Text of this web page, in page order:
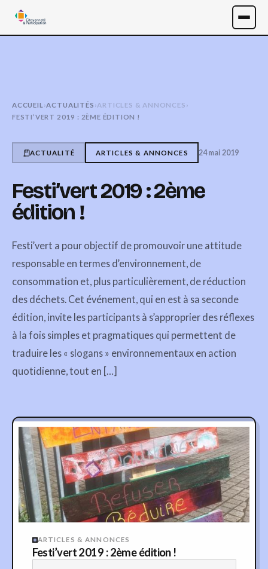
ACCUEIL ›ACTUALITÉS ›ARTICLES & ANNONCES ›
FESTI’VERT 2019 : 2ÈME ÉDITION !
ACTUALITÉ ARTICLES & ANNONCES 24 mai 2019
Festi’vert 2019 : 2ème
édition !
Festi’vert a pour objectif de promouvoir une attitude
responsable en termes d’environnement, de
consommation et, plus particulièrement, de réduction
des déchets. Cet événement, qui en est à sa seconde
édition, invite les participants à s’approprier des réflexes
à la fois simples et pragmatiques qui permettent de
traduire les « slogans » environnementaux en action
quotidienne, tout en […]
ARTICLES & ANNONCES
Festi’vert 2019 : 2ème édition !